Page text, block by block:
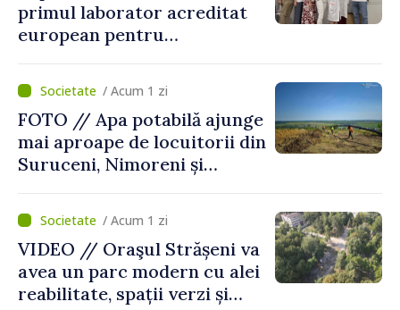
primul laborator acreditat
european pentru
viței-de-vie
/ Acum 1 zi
FOTO // Apa potabilă ajunge
mai aproape de locuitorii din
Suruceni, Nimoreni și
/ Acum 1 zi
VIDEO // Oraşul Strășeni va
avea un parc modern cu alei
reabilitate, spații verzi și